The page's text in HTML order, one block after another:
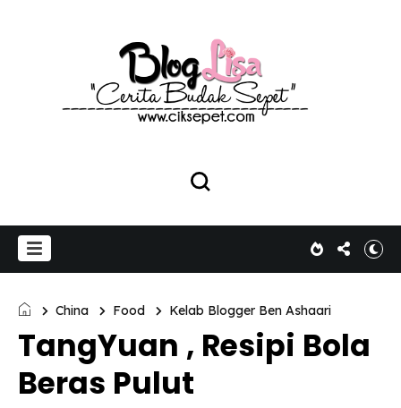
China Food Kelab Blogger Ben Ashaari
TangYuan , Resipi Bola
Beras Pulut